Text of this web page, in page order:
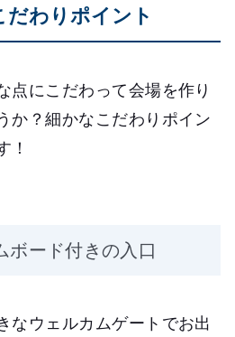
わりポイント
点にこだわって会場を作り
か？細かなこだわりポイン
！
ボード付きの入口
なウェルカムゲートでお出